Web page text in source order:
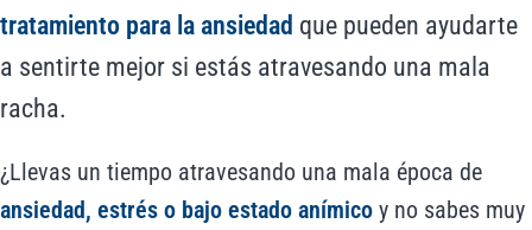
tratamiento para la ansiedad que pueden ayudarte
a sentirte mejor si estás atravesando una mala
racha.
¿Llevas un tiempo atravesando una mala época de
ansiedad, estrés o bajo estado anímico y no sabes muy